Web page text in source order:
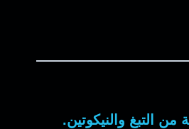
التبغ والنيكوتين.